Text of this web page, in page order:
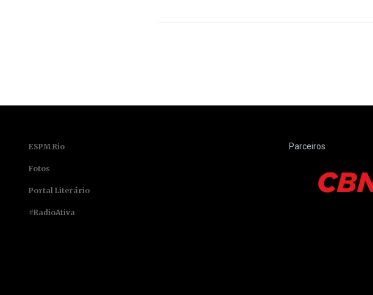
ESPM Rio
Fotos
Portal Literário
#RadioAtiva
Parceiros